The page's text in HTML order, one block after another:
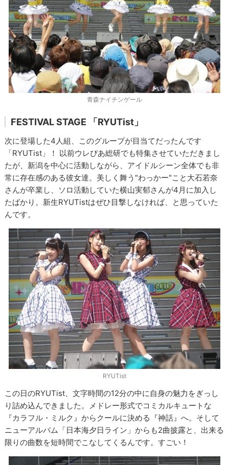
青森ナイチンゲール
FESTIVAL STAGE 「 RYUTist」
次に登場した4人組、このグループが目当てだったんです
「RYUTist」！ 以前ウレぴあ総研でも特集させていただきまし
たが、新潟を中心に活動しながら、アイドルシーン全体でも非
常に存在感のある彼女達。美しく舞う"わっかー"こと大石若奈
さんが卒業し、ソロ活動していた横山実郁さんが4月に加入し
たばかり。新生RYUTistはぜひ目撃しなければ、と思っていた
んです。
RYUTist
この日のRYUTist、文字時間の12分の中に自身の魅力をぎっし
り詰め込んできました。メドレー形式でコミカルキュートな
『カラフル・ミルク』からクールに決める『神話』へ。そして
ニューアルバム「日本海夕日ライン」からも2曲披露と、出来る
限りの曲数を短時間でこなしてくるんです。すごい！